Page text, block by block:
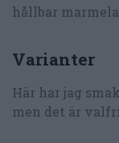
hållbar
Varianter
Här har jag
men det är